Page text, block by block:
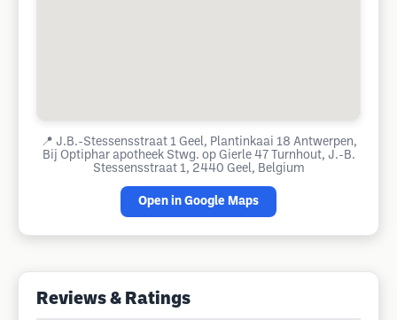
📍 J.B.-Stessensstraat 1 Geel, Plantinkaai 18 Antwerpen,
Bij Optiphar apotheek Stwg. op Gierle 47 Turnhout, J.-B.
Stessensstraat 1, 2440 Geel, Belgium
Open in Google Maps
Reviews & Ratings